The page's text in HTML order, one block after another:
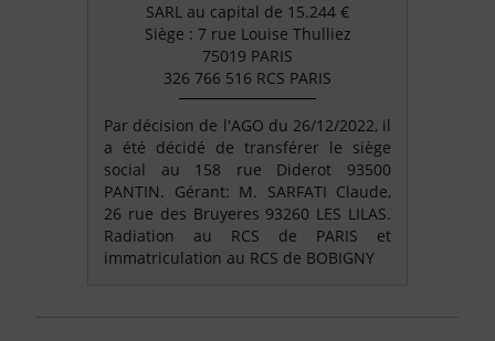
SARL au capital de 15.244 €
Siège : 7 rue Louise Thulliez
75019 PARIS
326 766 516 RCS PARIS
Par décision de l'AGO du 26/12/2022, il
a été décidé de transférer le siège
social au 158 rue Diderot 93500
PANTIN. Gérant: M. SARFATI Claude,
26 rue des Bruyeres 93260 LES LILAS.
Radiation au RCS de PARIS et
immatriculation au RCS de BOBIGNY